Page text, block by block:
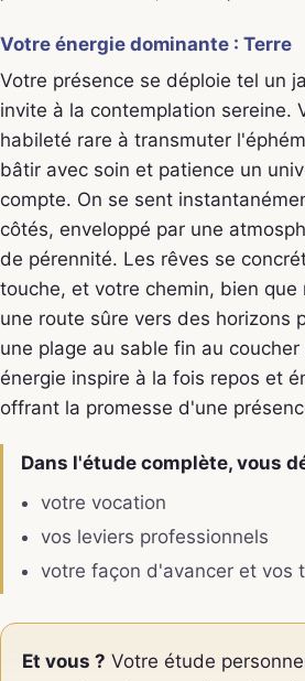
Votre énergie dominante : Terre
Votre présence se déploie tel un
invite à la contemplation sereine.
habileté rare à transmuter
bâtir avec soin et patience un
compte. On se sent
côtés, enveloppé par une
de pérennité. Les rêves se
touche, et votre chemin, bien que
une route sûre vers des horizons
une plage au sable fin au
énergie inspire à la fois repos et
offrant la promesse d'une
Dans l'étude complète, vous
votre vocation
vos leviers professionnels
votre façon d'avancer et vos
Et vous ? Votre étude